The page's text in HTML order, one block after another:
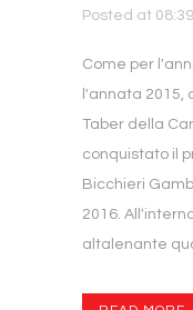
Posted at
Come per
l'annata 2015,
Taber della
conquistato il
Bicchieri
2016.
altalenante